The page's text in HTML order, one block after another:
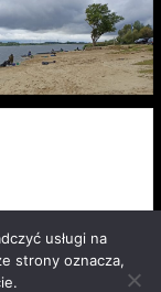
usługi na
strony oznacza,